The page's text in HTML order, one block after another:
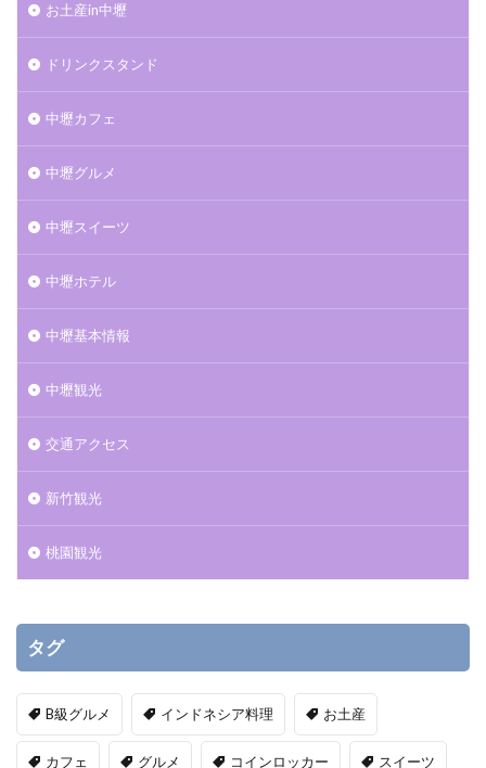
お土産in中壢
ドリンクスタンド
中壢カフェ
中壢グルメ
中壢スイーツ
中壢ホテル
中壢基本情報
中壢観光
交通アクセス
新竹観光
桃園観光
タグ
B級グルメ インドネシア料理 お土産
カフェ グルメ コインロッカー スイーツ